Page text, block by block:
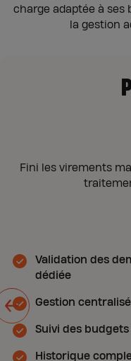
charge adaptée à ses
la gestion
Fini les virements
Validation des
dédiée
Gestion
Suivi des
Historique